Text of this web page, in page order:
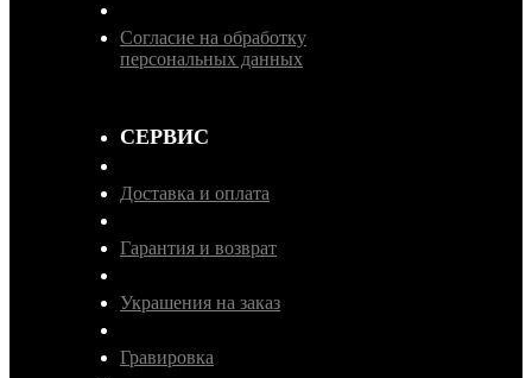
Согласие на обработку
персональных данных
СЕРВИС
Доставка и оплата
Гарантия и возврат
Украшения на заказ
Гравировка